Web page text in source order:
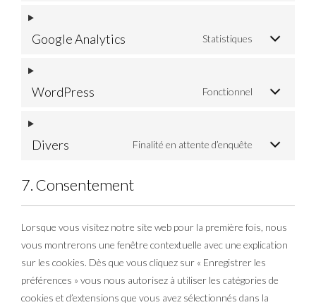
Google Analytics Statistiques
WordPress Fonctionnel
Divers Finalité en attente d’enquête
7. Consentement
Lorsque vous visitez notre site web pour la première fois, nous
vous montrerons une fenêtre contextuelle avec une explication
sur les cookies. Dès que vous cliquez sur « Enregistrer les
préférences » vous nous autorisez à utiliser les catégories de
cookies et d’extensions que vous avez sélectionnés dans la